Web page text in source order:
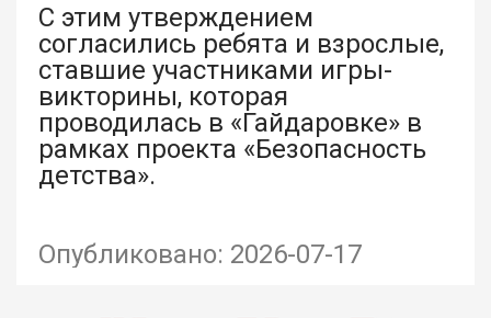
С этим утверждением
согласились ребята и взрослые,
ставшие участниками игры-
викторины, которая
проводилась в «Гайдаровке» в
рамках проекта «Безопасность
детства».
Опубликовано: 2026-07-17